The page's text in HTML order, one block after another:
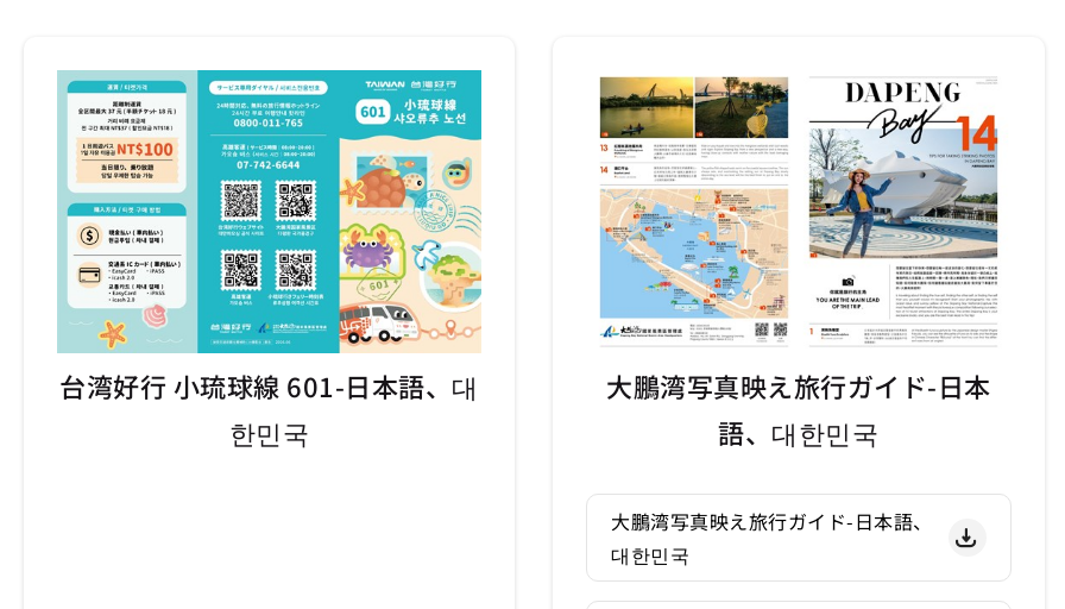
台湾好行 小琉球線 601-日本語、대
한민국
大鵬湾写真映え旅行ガイド-日本
語、대한민국
大鵬湾写真映え旅行ガイド-日本語、
대한민국